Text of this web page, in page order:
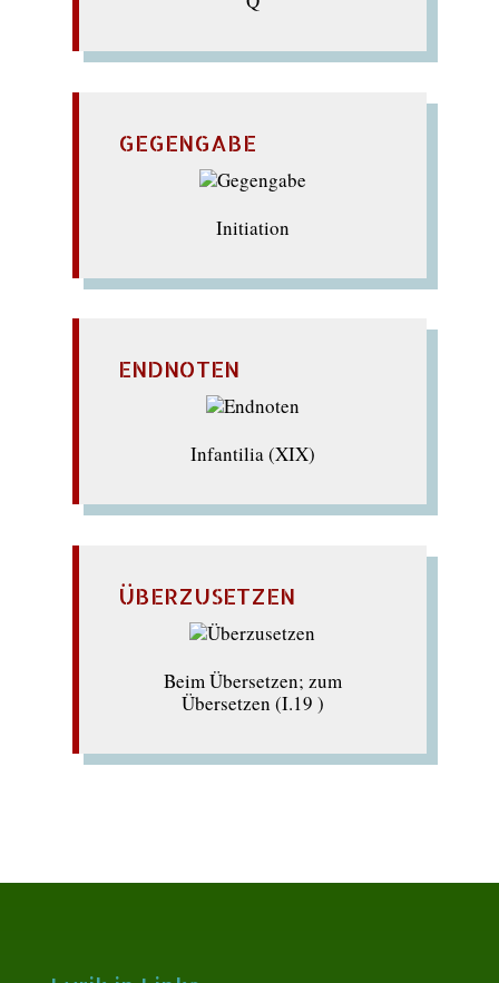
GEGENGABE
Initiation
ENDNOTEN
Infantilia (XIX)
ÜBERZUSETZEN
Beim Übersetzen; zum
Übersetzen (I.19 )